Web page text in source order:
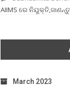
AIIMS ରେ
March 2023